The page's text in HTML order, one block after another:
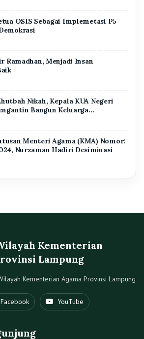
OSIS Sebagai Implemetasi P5
Ramadhan, Menjadi Insan
Nikah, Kepala KUA Negeri
Bangun Keluarga
Menteri Agama (KMA) Nomor:
Nurzaman Hadiri Desiminasi
Kementerian
Lampung
Kementerian Agama Provinsi Lampung
Facebook YouTube